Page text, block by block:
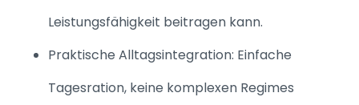
Leistungsfähigkeit beitragen kann.
Praktische Alltagsintegration: Einfache
Tagesration, keine komplexen Regimes